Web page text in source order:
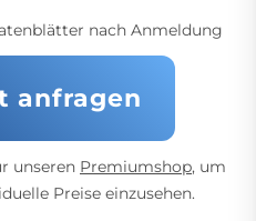
nach Anmeldung
anfragen
unseren Premiumshop, um
Preise einzusehen.